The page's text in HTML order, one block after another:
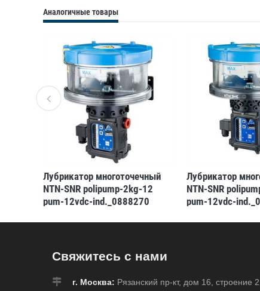
Аналогичные товары
Лубрикатор многоточечный
NTN-SNR polipump-2kg-12
pum-12vdc-ind._0888270
Лубрикатор
NTN-SNR
pum-12vdc-
Свяжитесь с нами
г. Москва: Рязанский пр-кт, дом 16, строение 2,